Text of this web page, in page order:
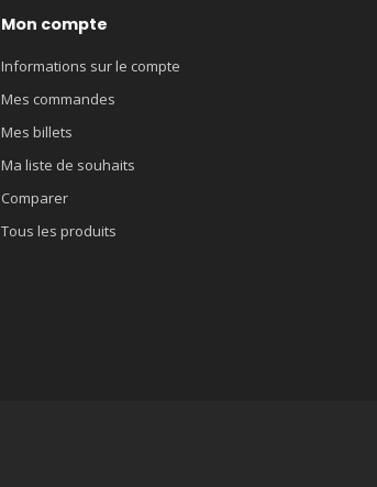
Mon compte
Informations sur le compte
Mes commandes
Mes billets
Ma liste de souhaits
Comparer
Tous les produits